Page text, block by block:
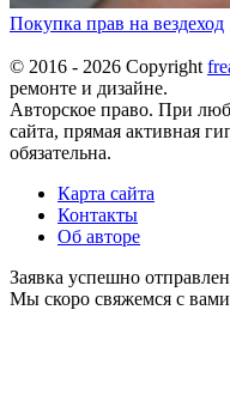
Покупка прав на вездеход
© 2016 - 2026 Copyright
ремонте и дизайне.
Авторское право. При
сайта, прямая активная
обязательна.
Карта сайта
Контакты
Об авторе
Заявка успешно
Мы скоро свяжемся с